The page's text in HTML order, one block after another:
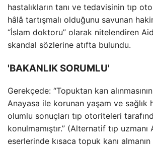
hastalıkların tanı ve tedavisinin tıp
hâlâ tartışmalı olduğunu savunan
“İslam doktoru” olarak nitelendiren
skandal sözlerine atıfta bulundu.
'BAKANLIK SORUMLU'
Gerekçede: “Topuktan kan
Anayasa ile korunan yaşam ve sağlık
olumlu sonuçları tıp otoriteleri
konulmamıştır.” (Alternatif tıp uzmanı
eserlerinde kısaca topuk kanı